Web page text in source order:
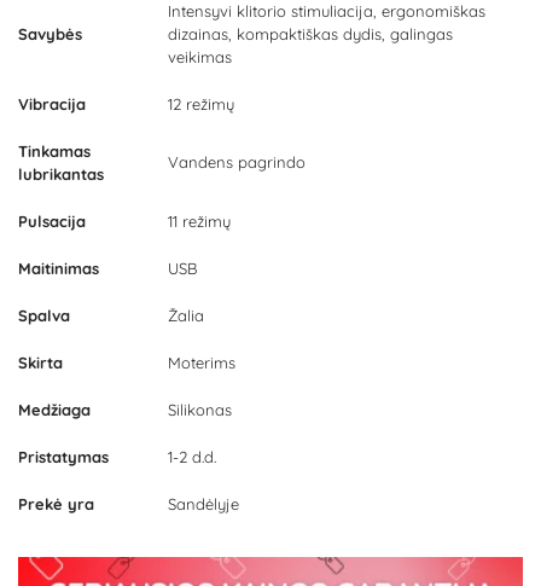
Savybės
Intensyvi klitorio stimuliacija, ergonomiškas
dizainas, kompaktiškas dydis, galingas
veikimas
Vibracija 12 režimų
Tinkamas
lubrikantas
Vandens pagrindo
Pulsacija 11 režimų
Maitinimas USB
Spalva Žalia
Skirta Moterims
Medžiaga Silikonas
Pristatymas 1-2 d.d.
Prekė yra Sandėlyje